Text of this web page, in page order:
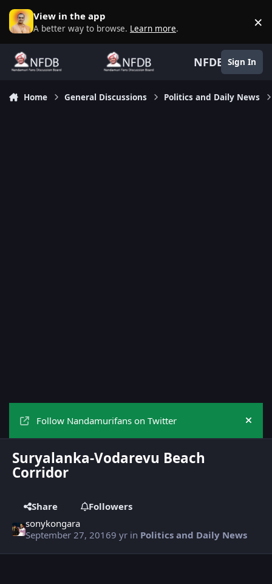
Skip to content
View in the app
A better way to browse. Learn more. ×
NFDB Sign In
Home General Discussions Politics and Daily News
Follow Nandamurifans on Twitter Hide
Suryalanka-Vodarevu Beach
Corridor
Share
Followers
sonykongara
September 27, 20169 yr in Politics and Daily News